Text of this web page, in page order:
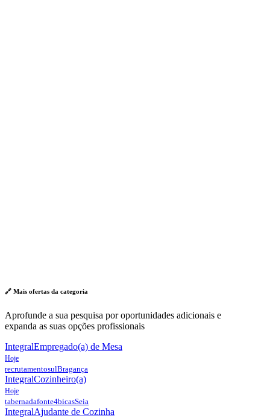
🔗 Mais ofertas da categoria
Aprofunde a sua pesquisa por oportunidades adicionais e
expanda as suas opções profissionais
IntegralEmpregado(a) de Mesa
Hoje
recrutamentosulBragança
IntegralCozinheiro(a)
Hoje
tabernadafonte4bicasSeia
IntegralAjudante de Cozinha